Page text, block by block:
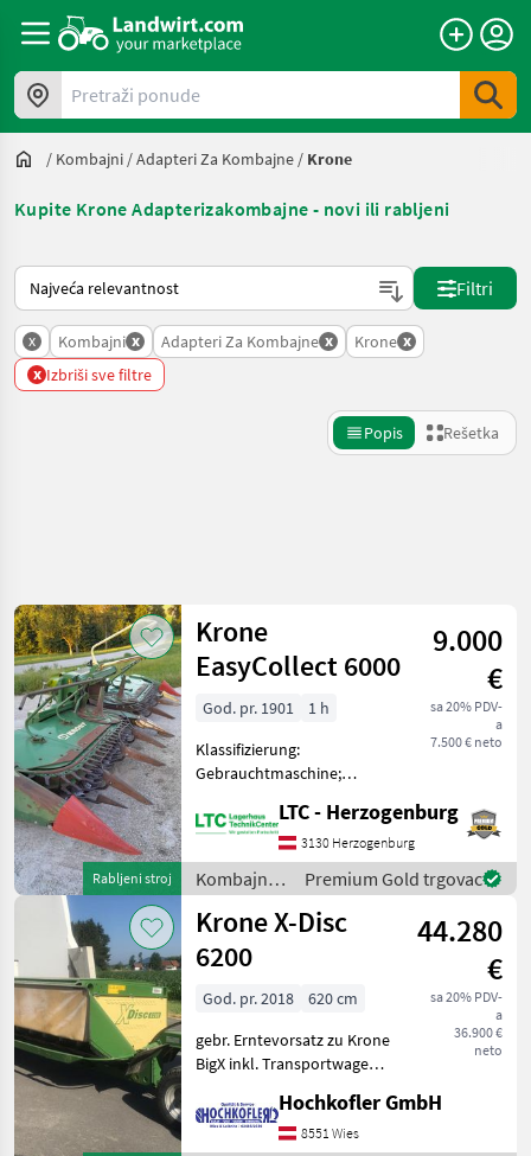
Pretraži ponude
/ Kombajni /Adapteri Za Kombajne / Krone
Kupite Krone Adapterizakombajne - novi ili rabljeni
Tako se sortira na Landwirt.com
Filtri
x Kombajni x Adapteri Za Kombajne x Krone x
x Izbriši sve filtre
Popis Rešetka
Kategorija 4 Država
TRENUTNA
STAZA
Poljoprivredna
tehnika
Kombajni
Adapteri Za
Kombajne
Krone
ODABERITE
KATEGORIJU
Krone
Claas
Kemper
Poništi
Prikaži
50
rezultata
Rabljeni stroj
Krone
EasyCollect 6000
9.000
€
sa 20% PDV-
a
7.500 € neto
God. pr. 1901
1 h
Klassifizierung:
Gebrauchtmaschine;
Ganzpflanzensilagevorsatz;
Arbeitsbreite: 6;
Klappvorrichtung: Ja;
Mähvorsatz/Maisgebiss: Ja;
Weitere Maschine
LTC - Herzogenburg
3130 Herzogenburg
Kombajni /
Krone
Premium Gold trgovac
Krone X-Disc
6200
44.280
€
sa 20% PDV-
a
36.900 €
neto
God. pr. 2018
620 cm
gebr. Erntevorsatz zu Krone
BigX inkl. Transportwagen
Adapteri za kombajneHochkofler GmbH
8551 Wies